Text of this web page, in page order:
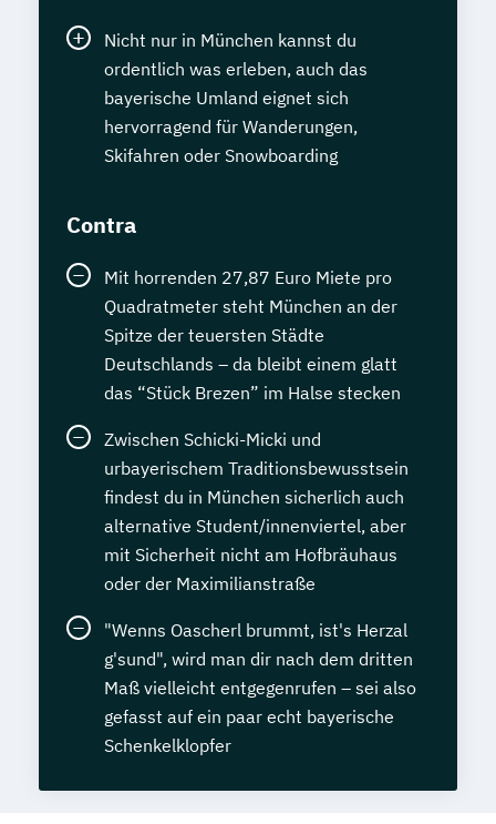
Nicht nur in München kannst du
ordentlich was erleben, auch das
bayerische Umland eignet sich
hervorragend für Wanderungen,
Skifahren oder Snowboarding
Contra
Mit horrenden 27,87 Euro Miete pro
Quadratmeter steht München an der
Spitze der teuersten Städte
Deutschlands – da bleibt einem glatt
das “Stück Brezen” im Halse stecken
Zwischen Schicki-Micki und
urbayerischem Traditionsbewusstsein
findest du in München sicherlich auch
alternative Student/innenviertel, aber
mit Sicherheit nicht am Hofbräuhaus
oder der Maximilianstraße
"Wenns Oascherl brummt, ist's Herzal
g'sund", wird man dir nach dem dritten
Maß vielleicht entgegenrufen – sei also
gefasst auf ein paar echt bayerische
Schenkelklopfer